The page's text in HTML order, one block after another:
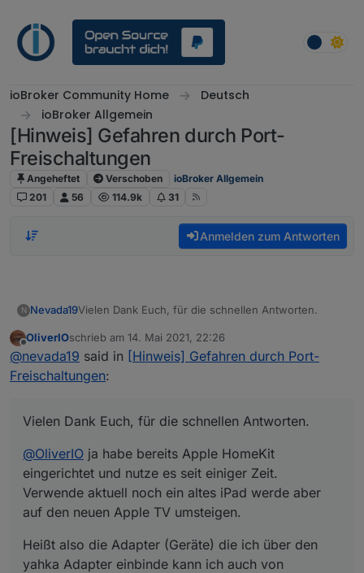
ioBroker Community Home
Deutsch
ioBroker Allgemein
[Hinweis] Gefahren durch Port-
Freischaltungen
Angeheftet Verschoben
ioBroker Allgemein
201
56 114.9k 31
Anmelden zum Antworten
N Nevada19Vielen Dank Euch, für die schnellen Antworten.
@OliverIO ja habe bereits Apple HomeKit
eingerichtet und nutze es seit einiger Zeit.
Verwende aktuell noch ein altes iPad werde aber auf
den neuen Apple TV umsteigen.
Heißt also die Adapter (Geräte) die ich über den
yahka Adapter einbinde kann ich auch von außerhalb
ich keinen Ports freigebe, grundsätzliche keine
OliverIOschrieb am 14. Mai 2021, 22:26
zuletzt editiert von
@nevada19 said in [Hinweis] Gefahren durch Port-
Freischaltungen:
Vielen Dank Euch, für die schnellen Antworten.
@OliverIO ja habe bereits Apple HomeKit
eingerichtet und nutze es seit einiger Zeit.
Verwende aktuell noch ein altes iPad werde aber
auf den neuen Apple TV umsteigen.
Heißt also die Adapter (Geräte) die ich über den
yahka Adapter einbinde kann ich auch von